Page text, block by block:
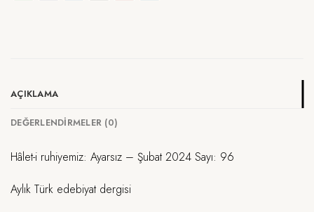
AÇIKLAMA
DEĞERLENDIRMELER (0)
Hâlet-i ruhiyemiz: Ayarsız – Şubat 2024 Sayı: 96
Aylık Türk edebiyat dergisi